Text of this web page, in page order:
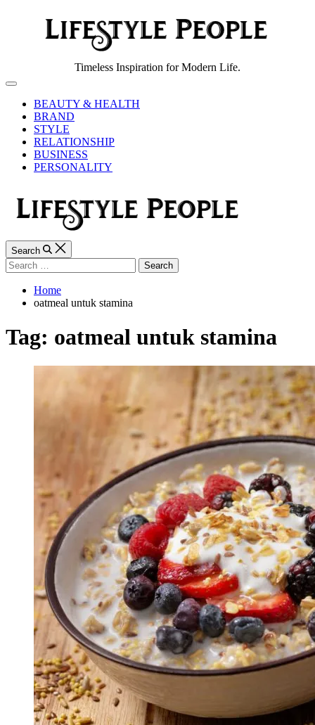
People
Timeless Inspiration for Modern Life.
Off
CanvasBEAUTY & HEALTH
BRAND
STYLE
RELATIONSHIP
BUSINESS
PERSONALITY
Search
Search
for:
Home
oatmeal untuk stamina
Tag: oatmeal untuk stamina